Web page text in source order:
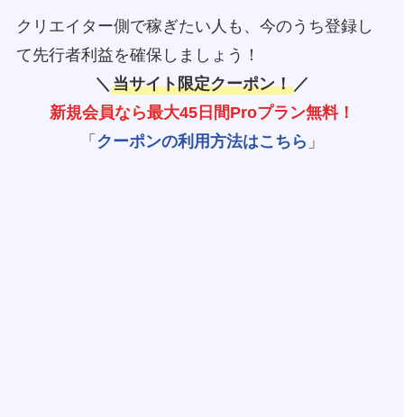
クリエイター側で稼ぎたい人も、今のうち登録し
て先行者利益を確保しましょう！
＼ 当サイト限定クーポン！／
新規会員なら最大45日間Proプラン無料！
「 クーポンの利用方法はこちら 」